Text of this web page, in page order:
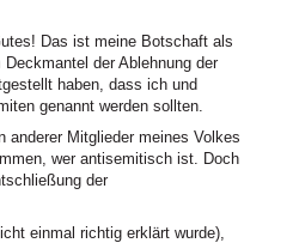
Das ist meine Botschaft als
der Ablehnung der
haben, dass ich und
genannt werden sollten.
anderer Mitglieder meines Volkes
wer antisemitisch ist. Doch
der
einmal richtig erklärt wurde),